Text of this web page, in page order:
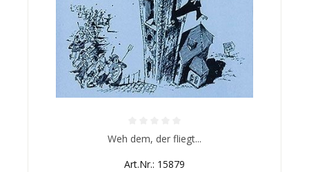
Durchschnittliche Bewertung von 0 von 5 Sternen
Weh dem, der fliegt...
Art.Nr.: 15879